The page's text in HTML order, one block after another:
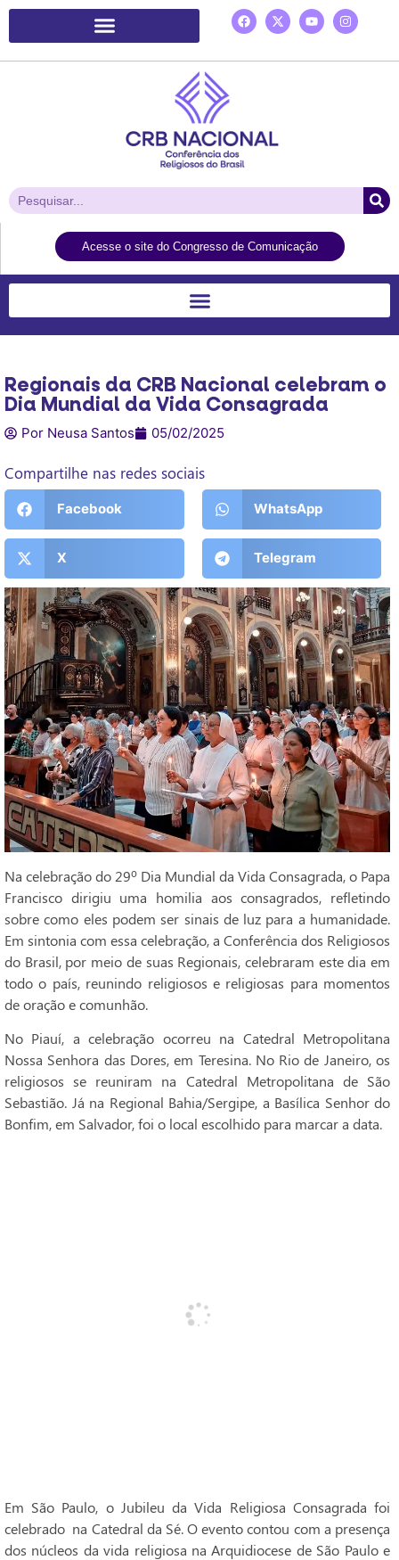
Acesse o site do Congresso de Comunicação
Regionais da CRB Nacional celebram o
Dia Mundial da Vida Consagrada
Por Neusa Santos 05/02/2025
Compartilhe nas redes sociais
Facebook WhatsApp
X Telegram
Na celebração do 29º Dia Mundial da Vida Consagrada, o Papa
Francisco dirigiu uma homilia aos consagrados, refletindo
sobre como eles podem ser sinais de luz para a humanidade.
Em sintonia com essa celebração, a Conferência dos Religiosos
do Brasil, por meio de suas Regionais, celebraram este dia em
todo o país, reunindo religiosos e religiosas para momentos
de oração e comunhão.
No Piauí, a celebração ocorreu na Catedral Metropolitana
Nossa Senhora das Dores, em Teresina. No Rio de Janeiro, os
religiosos se reuniram na Catedral Metropolitana de São
Sebastião. Já na Regional Bahia/Sergipe, a Basílica Senhor do
Bonfim, em Salvador, foi o local escolhido para marcar a data.
Em São Paulo, o Jubileu da Vida Religiosa Consagrada foi
celebrado na Catedral da Sé. O evento contou com a presença
dos núcleos da vida religiosa na Arquidiocese de São Paulo e